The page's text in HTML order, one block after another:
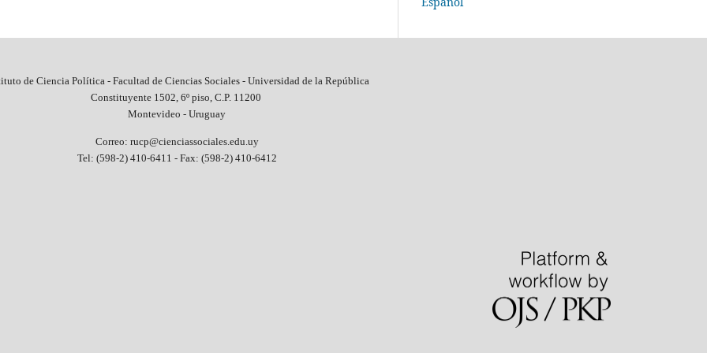
de Ciencia Política - Facultad de Ciencias Sociales - Universidad de la República
Constituyente 1502, 6º piso, C.P. 11200
Montevideo - Uruguay
Correo: rucp@cienciassociales.edu.uy
Tel: (598-2) 410-6411 - Fax: (598-2) 410-6412